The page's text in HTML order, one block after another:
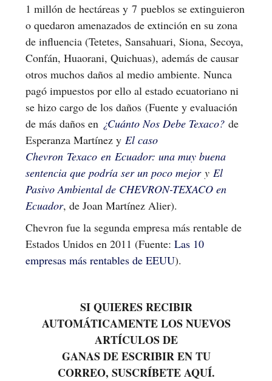
1 millón de hectáreas y 7 pueblos se extinguieron
o quedaron amenazados de extinción en su zona
de influencia (Tetetes, Sansahuari, Siona, Secoya,
Confán, Huaorani, Quichuas), además de causar
otros muchos daños al medio ambiente. Nunca
pagó impuestos por ello al estado ecuatoriano ni
se hizo cargo de los daños (Fuente y evaluación
de más daños en ¿Cuánto Nos Debe Texaco? de
Esperanza Martínez y El caso
Chevron Texaco en Ecuador: una muy buena
sentencia que podría ser un poco mejory El
Pasivo Ambiental de CHEVRON-TEXACO en
Ecuador, de Joan Martínez Alier).
Chevron fue la segunda empresa más rentable de
Estados Unidos en 2011 (Fuente: Las 10
empresas más rentables de EEUU).
SI QUIERES RECIBIR
AUTOMÁTICAMENTE LOS NUEVOS
ARTÍCULOS DE
GANAS DE ESCRIBIR EN TU
CORREO, SUSCRÍBETE AQUÍ.